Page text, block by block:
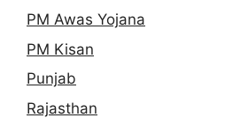
PM Awas Yojana
PM Kisan
Punjab
Rajasthan